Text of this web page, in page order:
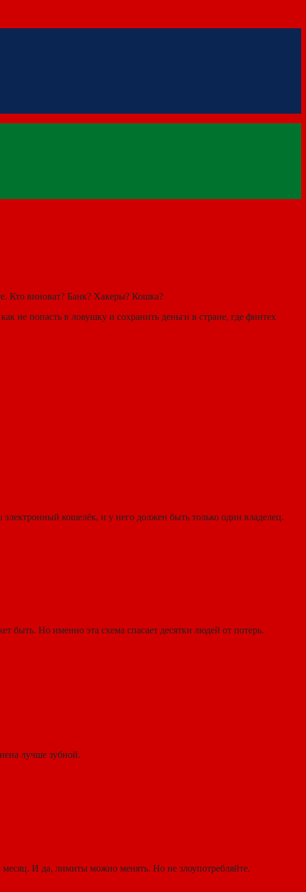
Кто виноват? Банк? Хакеры? Кошка?
не попасть в ловушку и сохранить деньги в стране, где финтех
кошелёк, и у него должен быть только один владелец.
быть. Но именно эта схема спасает десятки людей от потерь.
лучше зубной.
И да, лимиты можно менять. Но не злоупотребляйте.